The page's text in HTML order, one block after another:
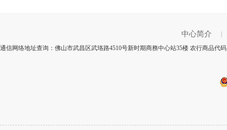
中心简介
通信网络地址查询：佛山市武昌区武珞路4510号新时期商務中心站35楼 农行商品代